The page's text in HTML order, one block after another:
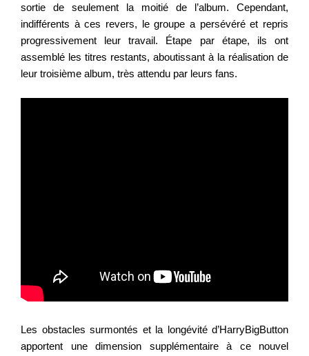
sortie de seulement la moitié de l’album. Cependant,
indifférents à ces revers, le groupe a persévéré et repris
progressivement leur travail. Étape par étape, ils ont
assemblé les titres restants, aboutissant à la réalisation de
leur troisième album, très attendu par leurs fans.
Les obstacles surmontés et la longévité d’HarryBigButton
apportent une dimension supplémentaire à ce nouvel